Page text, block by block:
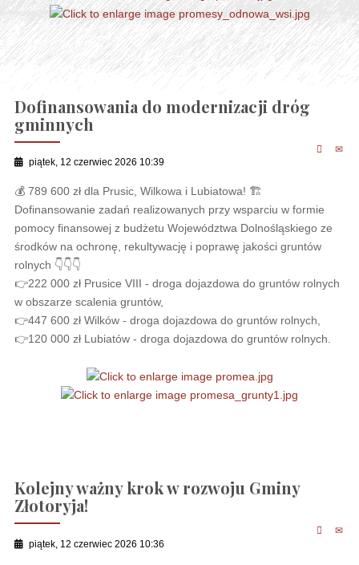
Dofinansowania do modernizacji dróg
gminnych
piątek, 12 czerwiec 2026 10:39
💰 789 600 zł dla Prusic, Wilkowa i Lubiatowa! 🏗
Dofinansowanie zadań realizowanych przy wsparciu w formie
pomocy finansowej z budżetu Województwa Dolnośląskiego ze
środków na ochronę, rekultywację i poprawę jakości gruntów
rolnych 👇👇👇
👉222 000 zł Prusice VIII - droga dojazdowa do gruntów rolnych
w obszarze scalenia gruntów,
👉447 600 zł Wilków - droga dojazdowa do gruntów rolnych,
👉120 000 zł Lubiatów - droga dojazdowa do gruntów rolnych.
Kolejny ważny krok w rozwoju Gminy
Złotoryja!
piątek, 12 czerwiec 2026 10:36